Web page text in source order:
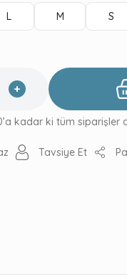
L M S
kadar ki tüm siparişler
Tavsiye Et